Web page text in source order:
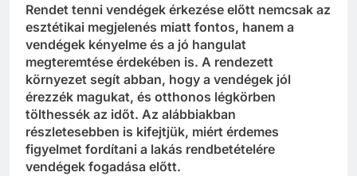
Rendet tenni vendégek érkezése előtt nemcsak az
esztétikai megjelenés miatt fontos, hanem a
vendégek kényelme és a jó hangulat
megteremtése érdekében is. A rendezett
környezet segít abban, hogy a vendégek jól
érezzék magukat, és otthonos légkörben
tölthessék az időt. Az alábbiakban
részletesebben is kifejtjük, miért érdemes
figyelmet fordítani a lakás rendbetételére
vendégek fogadása előtt.